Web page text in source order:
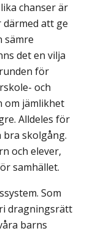
chanser är
att ge
sämre
det en vilja
för
och
om jämlikhet
Alldeles för
bra skolgång.
och elever,
samhället.
Som
dragningsrätt
barns